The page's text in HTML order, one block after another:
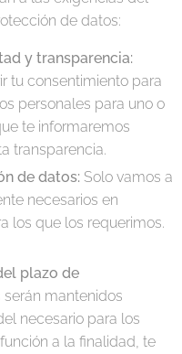
de datos:
y transparencia:
tu consentimiento para
personales para uno o
te informaremos
transparencia.
de datos: Solo vamos a
necesarios en
los que los requerimos.
plazo de
serán mantenidos
necesario para los
a la finalidad, te